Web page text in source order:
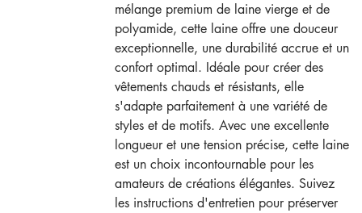
mélange premium de laine vierge et de
polyamide, cette laine offre une douceur
exceptionnelle, une durabilité accrue et un
confort optimal. Idéale pour créer des
vêtements chauds et résistants, elle
s'adapte parfaitement à une variété de
styles et de motifs. Avec une excellente
longueur et une tension précise, cette laine
est un choix incontournable pour les
amateurs de créations élégantes. Suivez
les instructions d'entretien pour préserver